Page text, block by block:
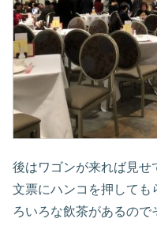
後はワゴンが来れば見せ
文票にハンコを押しても
ろいろな飲茶があるので